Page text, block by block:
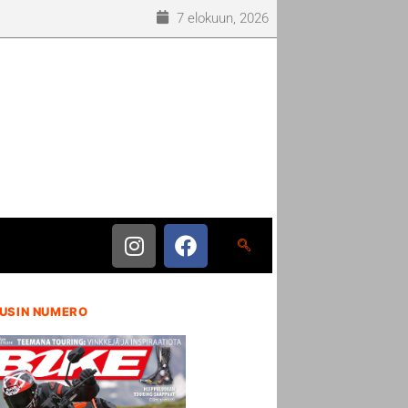
7 elokuun, 2026
NUMERO